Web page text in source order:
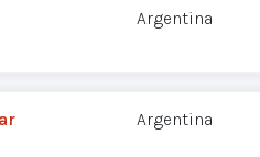
Argentina
Argentina